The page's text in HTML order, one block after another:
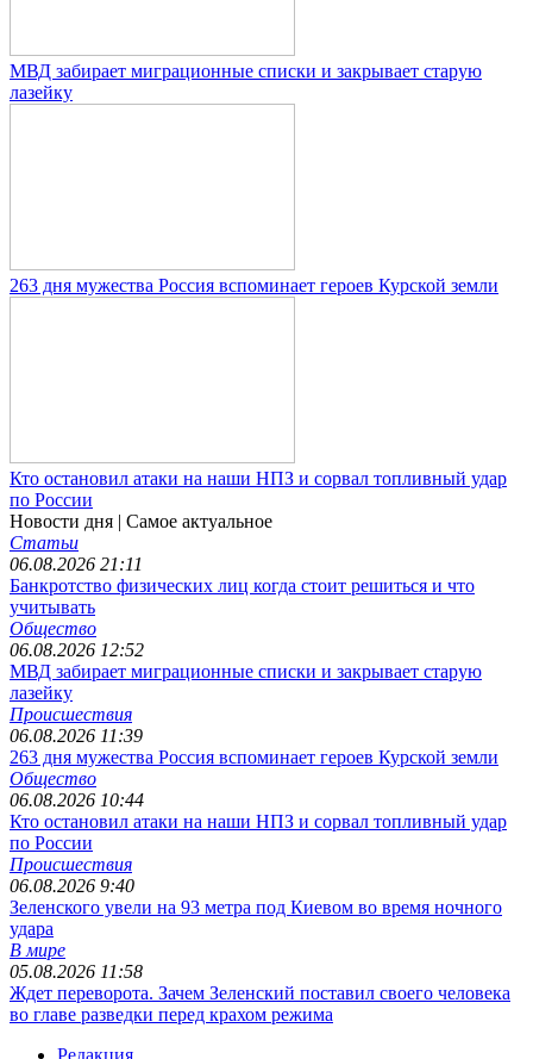
МВД забирает миграционные списки и закрывает старую
лазейку
263 дня мужества Россия вспоминает героев Курской земли
Кто остановил атаки на наши НПЗ и сорвал топливный удар
по России
Новости дня | Самое актуальное
Статьи
06.08.2026 21:11
Банкротство физических лиц когда стоит решиться и что
учитывать
Общество
06.08.2026 12:52
МВД забирает миграционные списки и закрывает старую
лазейку
Происшествия
06.08.2026 11:39
263 дня мужества Россия вспоминает героев Курской земли
Общество
06.08.2026 10:44
Кто остановил атаки на наши НПЗ и сорвал топливный удар
по России
Происшествия
06.08.2026 9:40
Зеленского увели на 93 метра под Киевом во время ночного
удара
В мире
05.08.2026 11:58
Ждет переворота. Зачем Зеленский поставил своего человека
во главе разведки перед крахом режима
Редакция